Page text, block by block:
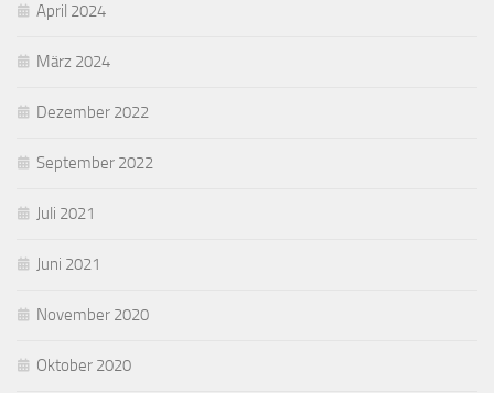
April 2024
März 2024
Dezember 2022
September 2022
Juli 2021
Juni 2021
November 2020
Oktober 2020